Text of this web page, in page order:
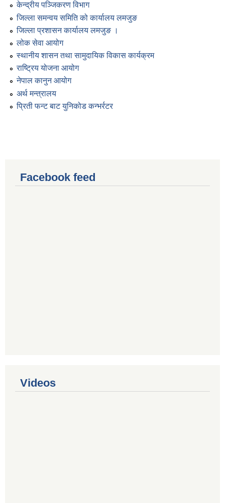
केन्द्रीय पञ्जिकरण विभाग
जिल्ला समन्वय समिति को कार्यालय लमजुङ
जिल्ला प्रशासन कार्यालय लमजुङ ।
लोक सेवा आयोग
स्थानीय शासन तथा सामुदायिक विकास कार्यक्रम
राष्ट्रिय योजना आयोग
नेपाल कानुन आयोग
अर्थ मन्त्रालय
प्रिती फन्ट बाट युनिकोड कन्भर्रटर
Facebook feed
Videos